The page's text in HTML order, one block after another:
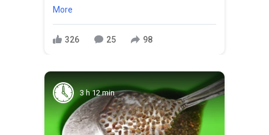
More
326 25 98
3 h 12 min